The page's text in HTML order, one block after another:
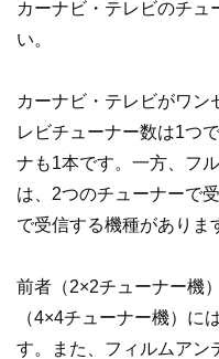
カーナビ・テレビのチュ
い。
カーナビ・テレビがワン
レビチューナー数は1つ
ナも1本です。一方、フ
は、2つのチューナーで
で受信する機種がありま
前者（2×2チューナー機
（4×4チューナー機）に
す。また、フィルムアン